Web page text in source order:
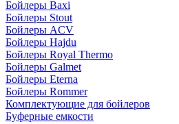
Бойлеры Baxi
Бойлеры Stout
Бойлеры ACV
Бойлеры Hajdu
Бойлеры Royal Thermo
Бойлеры Galmet
Бойлеры Eterna
Бойлеры Rommer
Комплектующие для бойлеров
Буферные емкости